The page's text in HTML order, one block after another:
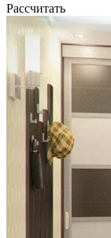
Рассчитать